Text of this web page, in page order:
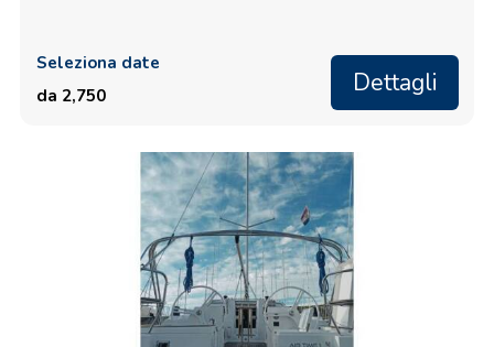
Seleziona date
da 2,750
Dettagli